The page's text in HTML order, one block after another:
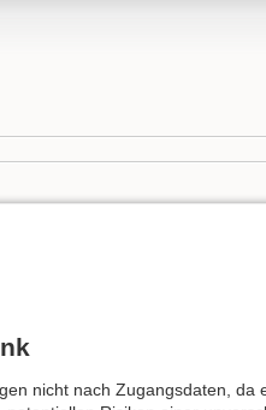
nicht nach Zugangsdaten,